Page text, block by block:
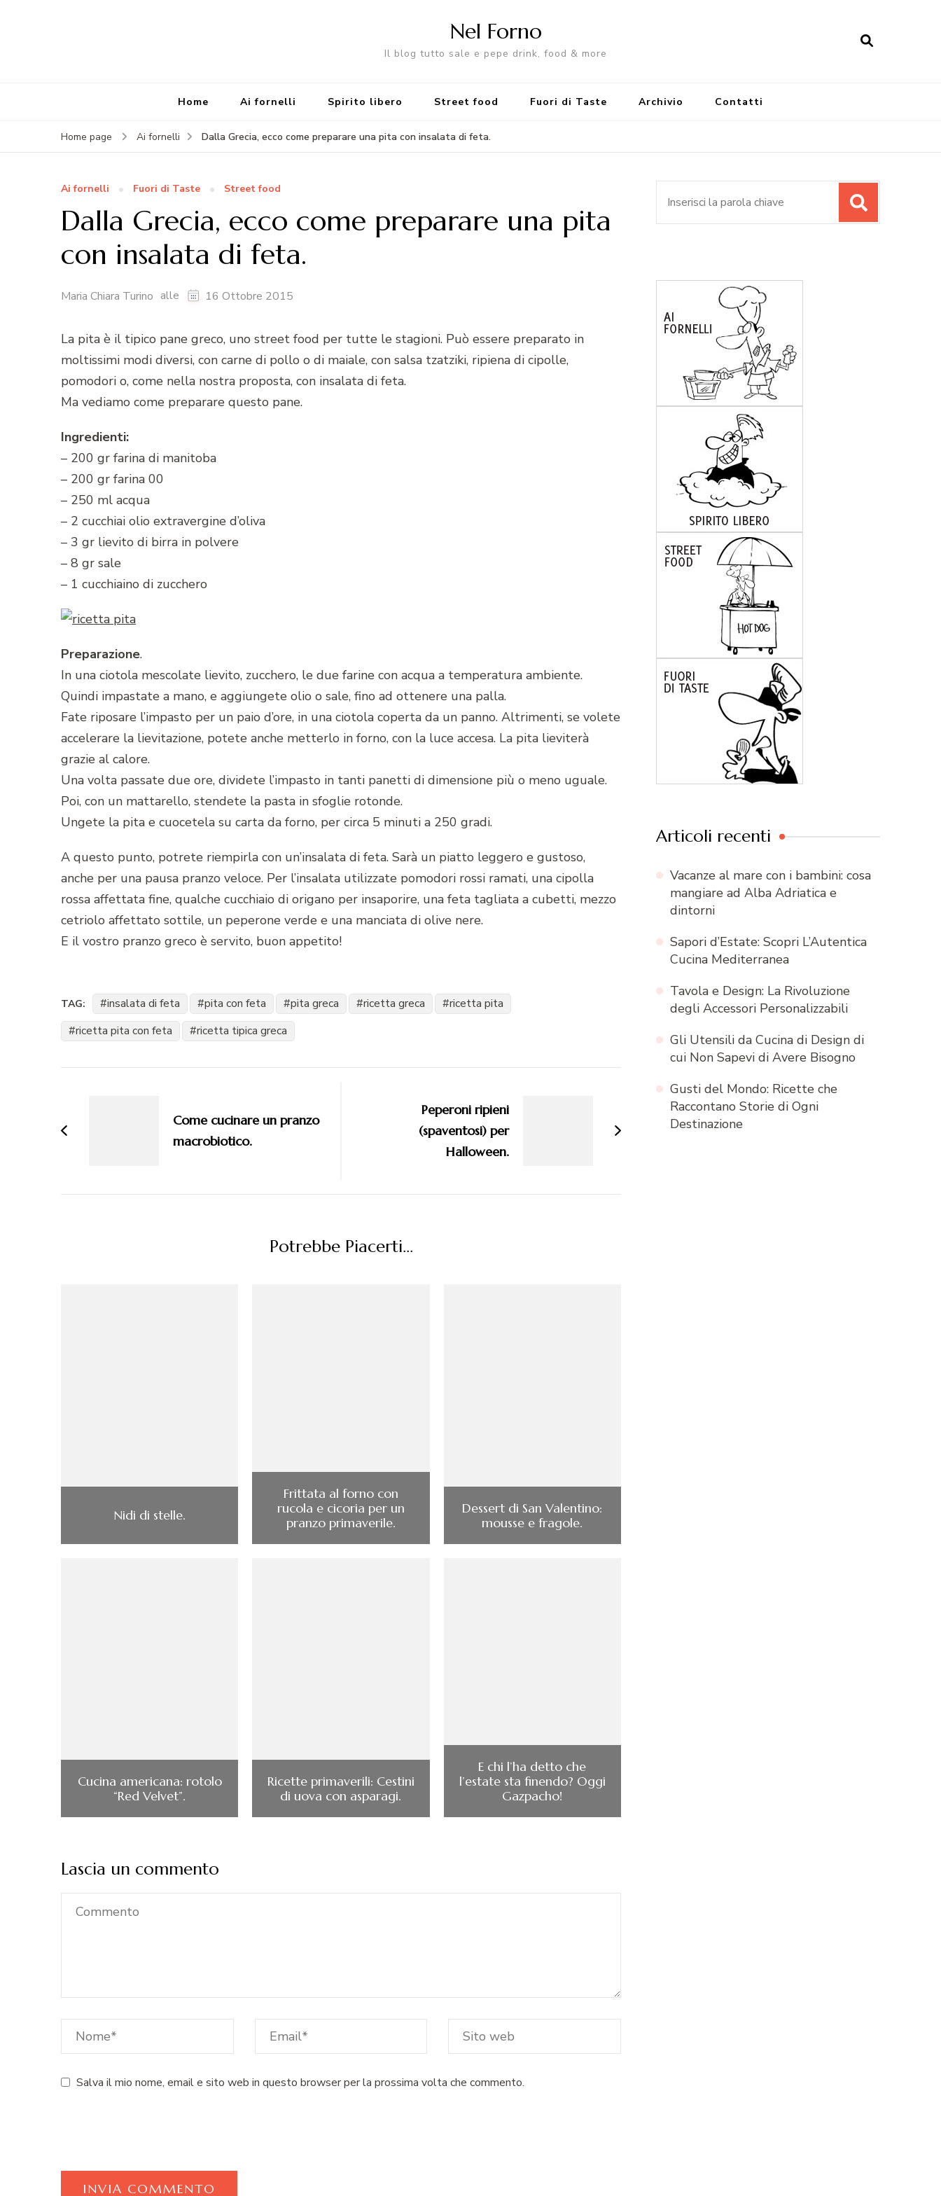
Nel Forno
Il blog tutto sale e pepe drink, food & more
Home Ai fornelli Spirito libero Street food Fuori di Taste Archivio Contatti
Home page Ai fornelli Dalla Grecia, ecco come preparare una pita con insalata di feta.
Ai fornelli Fuori di Taste Street food
Dalla Grecia, ecco come preparare una pita
con insalata di feta.
Maria Chiara Turino alle 16 Ottobre 2015
La pita è il tipico pane greco, uno street food per tutte le stagioni. Può essere preparato in
moltissimi modi diversi, con carne di pollo o di maiale, con salsa tzatziki, ripiena di cipolle,
pomodori o, come nella nostra proposta, con insalata di feta.
Ma vediamo come preparare questo pane.
Ingredienti:
– 200 gr farina di manitoba
– 200 gr farina 00
– 250 ml acqua
– 2 cucchiai olio extravergine d’oliva
– 3 gr lievito di birra in polvere
– 8 gr sale
– 1 cucchiaino di zucchero
Preparazione.
In una ciotola mescolate lievito, zucchero, le due farine con acqua a temperatura ambiente.
Quindi impastate a mano, e aggiungete olio o sale, fino ad ottenere una palla.
Fate riposare l’impasto per un paio d’ore, in una ciotola coperta da un panno. Altrimenti, se volete
accelerare la lievitazione, potete anche metterlo in forno, con la luce accesa. La pita lieviterà
grazie al calore.
Una volta passate due ore, dividete l’impasto in tanti panetti di dimensione più o meno uguale.
Poi, con un mattarello, stendete la pasta in sfoglie rotonde.
Ungete la pita e cuocetela su carta da forno, per circa 5 minuti a 250 gradi.
A questo punto, potrete riempirla con un’insalata di feta. Sarà un piatto leggero e gustoso,
anche per una pausa pranzo veloce. Per l’insalata utilizzate pomodori rossi ramati, una cipolla
rossa affettata fine, qualche cucchiaio di origano per insaporire, una feta tagliata a cubetti, mezzo
cetriolo affettato sottile, un peperone verde e una manciata di olive nere.
E il vostro pranzo greco è servito, buon appetito!
TAG: insalata di feta pita con feta pita greca ricetta greca
ricetta pita
ricetta pita con feta
ricetta tipica greca
Come cucinare un pranzo
macrobiotico.
Peperoni ripieni
(spaventosi) per
Halloween.
Potrebbe Piacerti...
Nidi di stelle.
Frittata al forno con
rucola e cicoria per un
pranzo primaverile.
Dessert di San Valentino:
mousse e fragole.
Cucina americana: rotolo
“Red Velvet”.
Ricette primaverili: Cestini
di uova con asparagi.
E chi l’ha detto che
l’estate sta finendo? Oggi
Gazpacho!
Lascia un commento
Salva il mio nome, email e sito web in questo browser per la prossima volta che commento.
Articoli recenti
Vacanze al mare con i bambini: cosa
mangiare ad Alba Adriatica e
dintorni
Sapori d’Estate: Scopri L’Autentica
Cucina Mediterranea
Tavola e Design: La Rivoluzione
degli Accessori Personalizzabili
Gli Utensili da Cucina di Design di
cui Non Sapevi di Avere Bisogno
Gusti del Mondo: Ricette che
Raccontano Storie di Ogni
Destinazione